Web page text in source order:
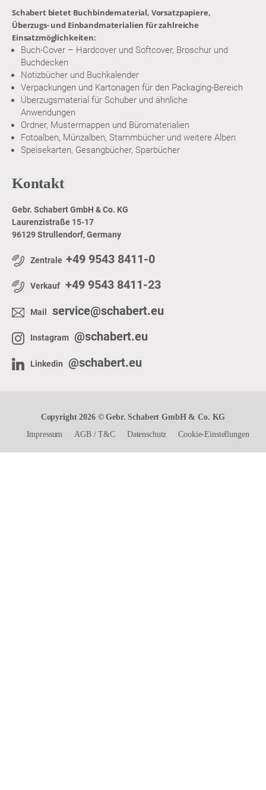
Schabert bietet Buchbindematerial, Vorsatzpapiere,
Überzugs- und Einbandmaterialien für zahlreiche
Einsatzmöglichkeiten:
Buch-Cover – Hardcover und Softcover, Broschur und
Buchdecken
Notizbücher und Buchkalender
Verpackungen und Kartonagen für den Packaging-Bereich
Überzugsmaterial für Schuber und ähnliche
Anwendungen
Ordner, Mustermappen und Büromaterialien
Fotoalben, Münzalben, Stammbücher und weitere Alben
Speisekarten, Gesangbücher, Sparbücher
Kontakt
Gebr. Schabert GmbH & Co. KG
Laurenzistraße 15-17
96129 Strullendorf, Germany
Zentrale +49 9543 8411-0
Verkauf +49 9543 8411-23
Mail service@schabert.eu
Instagram @schabert.eu
Linkedin @schabert.eu
Copyright 2026 © Gebr. Schabert GmbH & Co. KG
Impressum
AGB/T&C Datenschutz Cookie-Einstellungen